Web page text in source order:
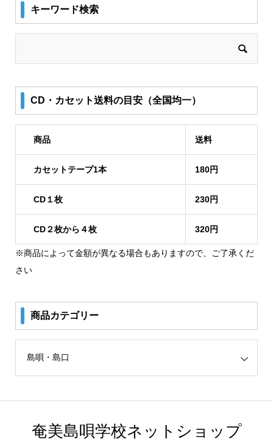
キーワード検索
CD・カセット送料の目安（全国均一）
商品 送料
カセットテープ1本 180円
CD１枚 230円
CD２枚から４枚 320円
※商品によって金額が異なる場合もありますので、ご了承くだ
さい
商品カテゴリー
奄美島唄学校ネットショップ